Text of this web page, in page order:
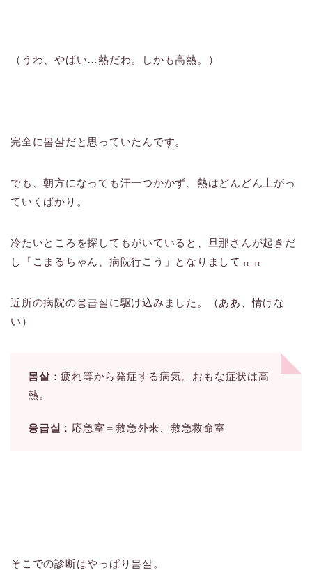
（うわ、やばい…熱だわ。しかも高熱。）
完全に몸살だと思っていたんです。
でも、朝方になっても汗一つかかず、熱はどんどん上がっ
ていくばかり。
冷たいところを探してもがいていると、旦那さんが起きだ
し「こまるちゃん、病院行こう」となりましてㅠㅠ
近所の病院の응급실に駆け込みました。（ああ、情けな
い）
몸살：疲れ等から発症する病気。おもな症状は高
熱。
응급실 ：応急室＝救急外来、救急救命室
そこでの診断はやっぱり몸살。